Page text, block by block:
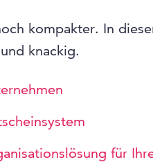
kompakter. In
knackig.
für